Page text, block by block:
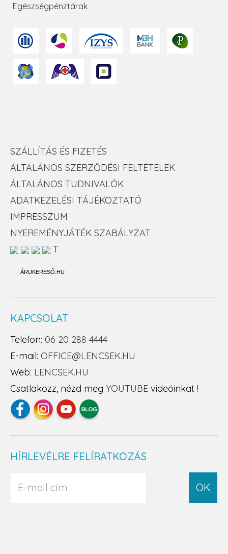
Egészségpénztárak
SZÁLLÍTÁS ÉS FIZETÉS
ÁLTALÁNOS SZERZŐDÉSI FELTÉTELEK
ÁLTALÁNOS TUDNIVALÓK
ADATKEZELÉSI TÁJÉKOZTATÓ
IMPRESSZUM
NYEREMÉNYJÁTÉK SZABÁLYZAT
T
ÁRUKERESŐ.HU
KAPCSOLAT
Telefon: 06 20 288 4444
E-mail: OFFICE@LENCSEK.HU
Web: LENCSEK.HU
Csatlakozz, nézd meg YOUTUBE videóinkat !
HÍRLEVÉLRE FELÍRATKOZÁS
OK